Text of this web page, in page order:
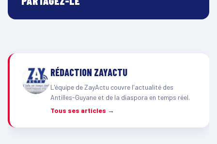
RÉDACTION ZAYACTU
L'équipe de ZayActu couvre l'actualité des
Antilles-Guyane et de la diaspora en temps réel.
Tous ses articles →